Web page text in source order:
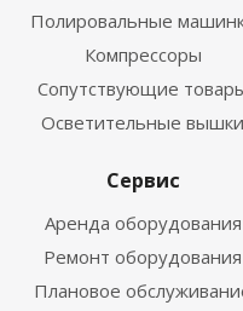
Полировальные
Компрессоры
Сопутствующие
Осветительные вышки
Сервис
Аренда оборудования
Ремонт оборудования
Плановое